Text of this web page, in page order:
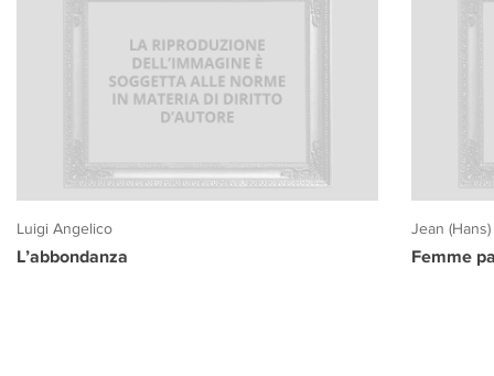
Luigi Angelico
L’abbondanza
Jean
Femme